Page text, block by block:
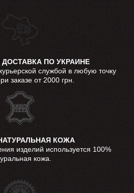
ПО УКРАИНЕ
службой в любую точку
заказе от 2000 грн.
КОЖА
изделий используется 100%
кожа.